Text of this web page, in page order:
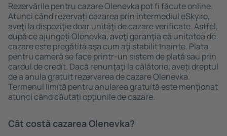
Rezervările pentru cazare Olenevka pot fi făcute online.
Atunci când rezervați cazarea prin intermediul eSky.ro,
aveţi la dispoziţie doar unităţi de cazare verificate. Astfel,
după ce ajungeți Olenevka, aveţi garanţia că unitatea de
cazare este pregătită aşa cum aţi stabilit ȋnainte. Plata
pentru cameră se face printr-un sistem de plată sau prin
cardul de credit. Dacă renunţaţi la călătorie, aveți dreptul
de a anula gratuit rezervarea de cazare Olenevka.
Termenul limită pentru anularea gratuită este menţionat
atunci când căutați opţiunile de cazare.
Cât costă cazarea Olenevka?